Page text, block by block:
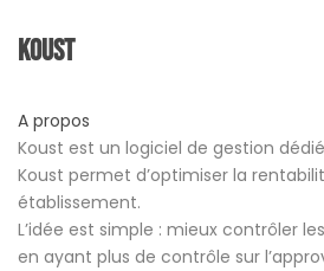
Koust
A propos
Koust est un logiciel de gestion
Koust permet d’optimiser la
établissement.
L’idée est simple : mieux contrôler
en ayant plus de contrôle sur